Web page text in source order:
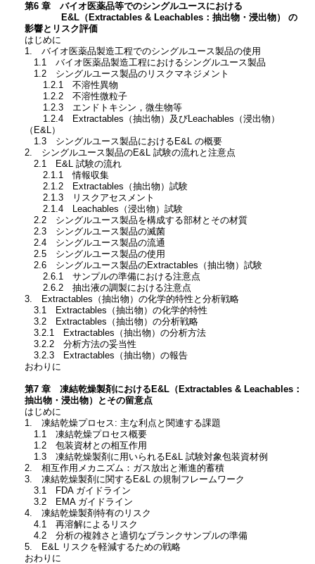
第6 章 バイオ医薬品等でのシングルユースにおける
E&L（Extractables & Leachables：抽出物・浸出物） の
影響とリスク評価
はじめに
1. バイオ医薬品製造工程でのシングルユース製品の使用
1.1 バイオ医薬品製造工程におけるシングルユース製品
1.2 シングルユース製品のリスクマネジメント
1.2.1 不溶性異物
1.2.2 不溶性微粒子
1.2.3 エンドトキシン，微生物等
1.2.4 Extractables（抽出物）及びLeachables（浸出物）
（E&L）
1.3 シングルユース製品におけるE&L の概要
2. シングルユース製品のE&L 試験の流れと注意点
2.1 E&L 試験の流れ
2.1.1 情報収集
2.1.2 Extractables（抽出物）試験
2.1.3 リスクアセスメント
2.1.4 Leachables（浸出物）試験
2.2 シングルユース製品を構成する部材とその材質
2.3 シングルユース製品の滅菌
2.4 シングルユース製品の流通
2.5 シングルユース製品の使用
2.6 シングルユース製品のExtractables（抽出物）試験
2.6.1 サンプルの準備における注意点
2.6.2 抽出液の調製における注意点
3. Extractables（抽出物）の化学的特性と分析戦略
3.1 Extractables（抽出物）の化学的特性
3.2 Extractables（抽出物）の分析戦略
3.2.1 Extractables（抽出物）の分析方法
3.2.2 分析方法の妥当性
3.2.3 Extractables（抽出物）の報告
おわりに
第7 章 凍結乾燥製剤におけるE&L（Extractables & Leachables：
抽出物・浸出物）とその留意点
はじめに
1. 凍結乾燥プロセス: 主な利点と関連する課題
1.1 凍結乾燥プロセス概要
1.2 包装資材との相互作用
1.3 凍結乾燥製剤に用いられるE&L 試験対象包装資材例
2. 相互作用メカニズム：ガス放出と漸進的蓄積
3. 凍結乾燥製剤に関するE&L の規制フレームワーク
3.1 FDA ガイドライン
3.2 EMA ガイドライン
4. 凍結乾燥製剤特有のリスク
4.1 再溶解によるリスク
4.2 分析の複雑さと適切なブランクサンプルの準備
5. E&L リスクを軽減するための戦略
おわりに